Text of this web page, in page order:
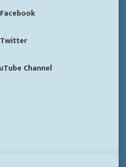
Channel